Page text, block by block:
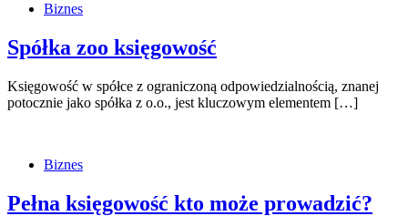
Biznes
Spółka zoo księgowość
Księgowość w spółce z ograniczoną odpowiedzialnością, znanej
potocznie jako spółka z o.o., jest kluczowym elementem […]
Biznes
Pełna księgowość kto może prowadzić?